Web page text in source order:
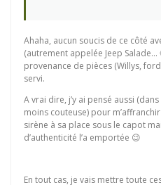
Ahaha, aucun soucis de ce côté
(autrement appelée Jeep
provenance de pièces (Willys,
servi.
A vrai dire, j’y ai pensé aussi
moins couteuse) pour
sirène à sa place sous le capot
d’authenticité l’a emportée 😉
En tout cas, je vais mettre toute